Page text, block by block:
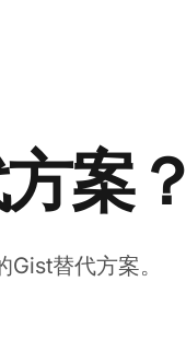
案？
替代方案。